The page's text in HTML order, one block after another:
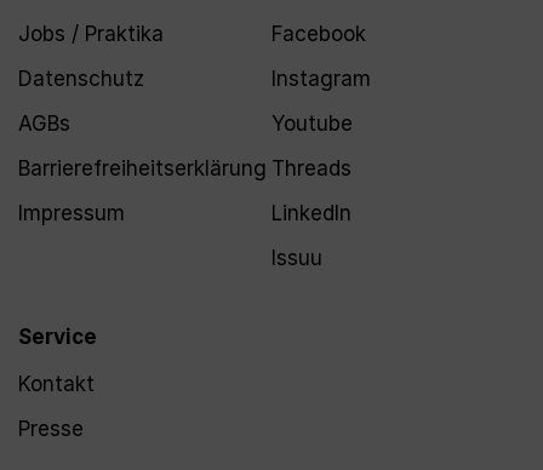
Jobs / Praktika
Datenschutz
AGBs
Barrierefreiheitserklärung
Impressum
Service
Kontakt
Presse
Facebook
Instagram
Youtube
Threads
LinkedIn
Issuu